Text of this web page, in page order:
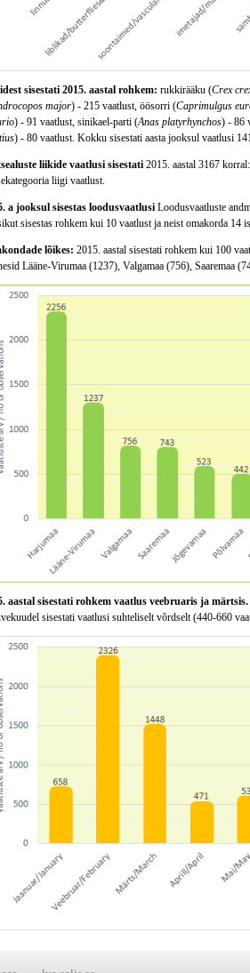
sisestati 2015. aastal rohkem: rukkirääku (Crex
major) - 215 vaatlust, öösorri (Caprimulgus
) - 91 vaatlust, sinikael-parti (Anas platyrhynchos) - 86
) - 80 vaatlust. Kokku sisestati aasta jooksul vaatlusi
liikide vaatlusi sisestati2015. aastal 3167
liigi vaatlust.
a jooksul sisestas loodusvaatlusiLoodusvaatluste
sisestas rohkem kui 10 vaatlust ja neist omakorda 14
lõikes: 2015. aastal sisestati rohkem kui 100
Lääne-Virumaa (1237), Valgamaa (756), Saaremaa
aastal sisestati rohkem vaatlus veebruaris ja märtsis.
sisestati vaatlusi suhteliselt võrdselt (440-660